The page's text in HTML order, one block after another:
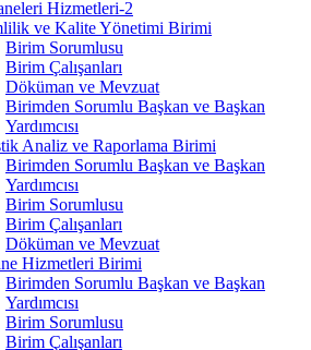
Hizmetleri-2
ve Kalite Yönetimi Birimi
Birim Sorumlusu
Birim Çalışanları
Döküman ve Mevzuat
Birimden Sorumlu Başkan ve Başkan
Yardımcısı
Analiz ve Raporlama Birimi
Birimden Sorumlu Başkan ve Başkan
Yardımcısı
Birim Sorumlusu
Birim Çalışanları
Döküman ve Mevzuat
Hizmetleri Birimi
Birimden Sorumlu Başkan ve Başkan
Yardımcısı
Birim Sorumlusu
Birim Çalışanları